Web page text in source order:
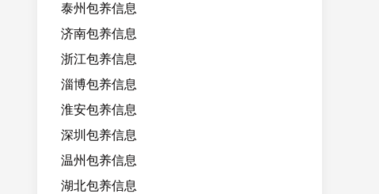
泰州包养信息
济南包养信息
浙江包养信息
淄博包养信息
淮安包养信息
深圳包养信息
温州包养信息
湖北包养信息